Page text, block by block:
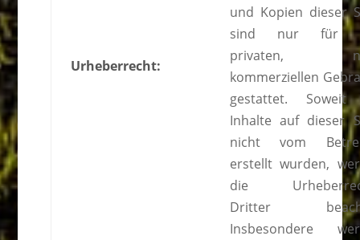
Urheberrecht:
und Kopien dieser
sind nur für
privaten,
kommerziellen
gestattet. Soweit
Inhalte auf dieser
nicht vom
erstellt wurden,
die
Dritter
Insbesondere